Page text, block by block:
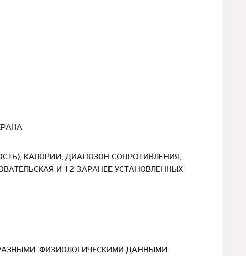
КАЛОРИИ, ДИАПОЗОН СОПРОТИВЛЕНИЯ,
И 12 ЗАРАНЕЕ УСТАНОВЛЕННЫХ
ФИЗИОЛОГИЧЕСКИМИ ДАННЫМИ